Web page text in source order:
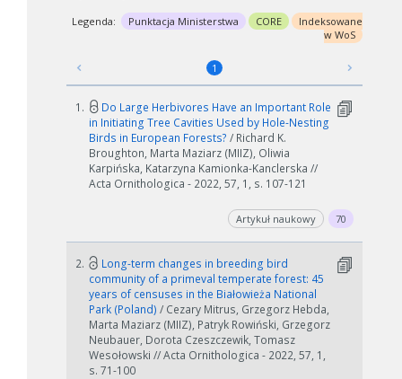
Legenda: Punktacja Ministerstwa CORE
Indeksowane
w WoS
1
1.
Do Large Herbivores Have an Important Role
in Initiating Tree Cavities Used by Hole-Nesting
Birds in European Forests? / Richard K.
Broughton, Marta Maziarz (MIIZ), Oliwia
Karpińska, Katarzyna Kamionka-Kanclerska //
Acta Ornithologica - 2022, 57, 1, s. 107-121
Artykuł naukowy 70
2.
Long-term changes in breeding bird
community of a primeval temperate forest: 45
years of censuses in the Białowieża National
Park (Poland) / Cezary Mitrus, Grzegorz Hebda,
Marta Maziarz (MIIZ), Patryk Rowiński, Grzegorz
Neubauer, Dorota Czeszczewik, Tomasz
Wesołowski // Acta Ornithologica - 2022, 57, 1,
s. 71-100